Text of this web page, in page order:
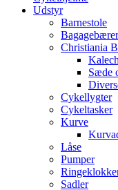
Udstyr
Barnestole
Christiania
Sæde
Cykellygter
Cykeltasker
Kurve
Låse
Pumper
Sadler